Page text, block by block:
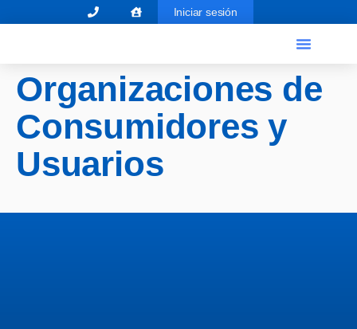
Iniciar sesión
Organizaciones de
Consumidores y
Usuarios